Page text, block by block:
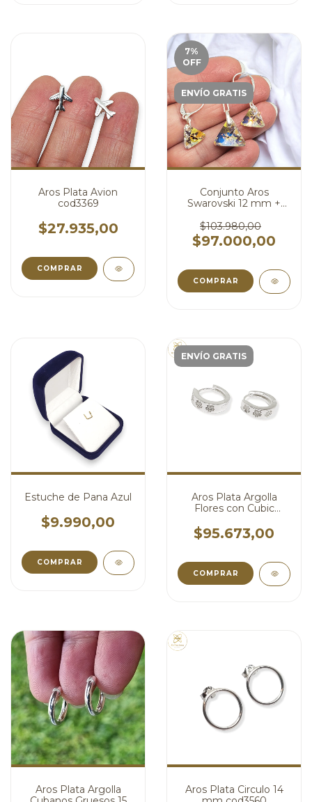
Aros Plata Avion
cod3369
$27.935,00
7%
OFF
ENVÍO GRATIS
Conjunto Aros
Swarovski 12 mm +
Triangulo Swarovski
Aurora Boreal 16 mm
cod4414
$103.980,00
$97.000,00
COMPRAR
Estuche de Pana Azul
$9.990,00
ENVÍO GRATIS
Aros Plata Argolla
Flores con Cubic
$95.673,00
Aros Plata Argolla
Aros Plata Circulo 14